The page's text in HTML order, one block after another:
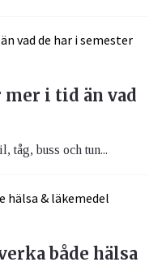
i tid än vad
tåg, buss och tun...
både hälsa